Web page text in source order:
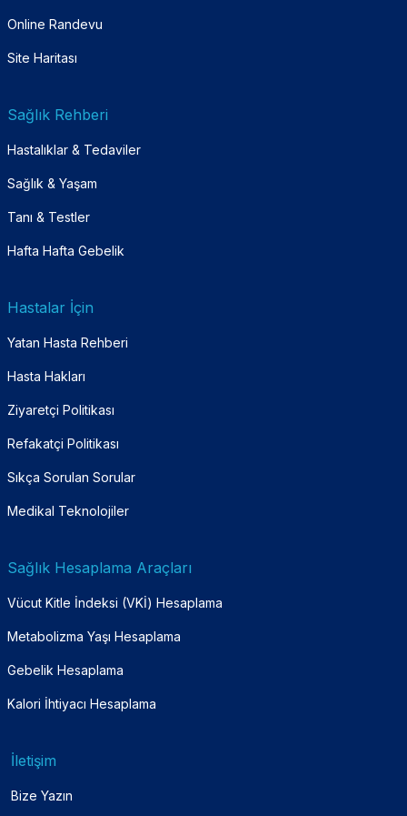
Online Randevu
Site Haritası
Sağlık Rehberi
Hastalıklar & Tedaviler
Sağlık & Yaşam
Tanı & Testler
Hafta Hafta Gebelik
Hastalar İçin
Yatan Hasta Rehberi
Hasta Hakları
Ziyaretçi Politikası
Refakatçi Politikası
Sıkça Sorulan Sorular
Medikal Teknolojiler
Sağlık Hesaplama Araçları
Vücut Kitle İndeksi (VKİ) Hesaplama
Metabolizma Yaşı Hesaplama
Gebelik Hesaplama
Kalori İhtiyacı Hesaplama
İletişim
Bize Yazın